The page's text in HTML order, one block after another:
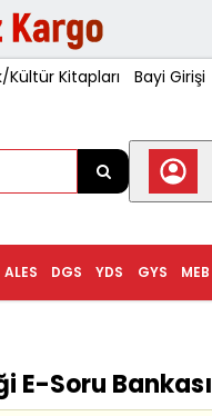
Kitapları Bayi Girişi
MEB
GYS
YDS
DGS
ALES
E-Soru Bankası